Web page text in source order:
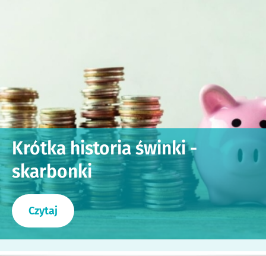
Krótka historia świnki -
skarbonki
Czytaj